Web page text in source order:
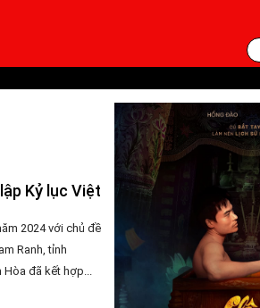
Kỷ lục Việt
2024 với chủ đề
Ranh, tỉnh
Hòa đã kết hợp...